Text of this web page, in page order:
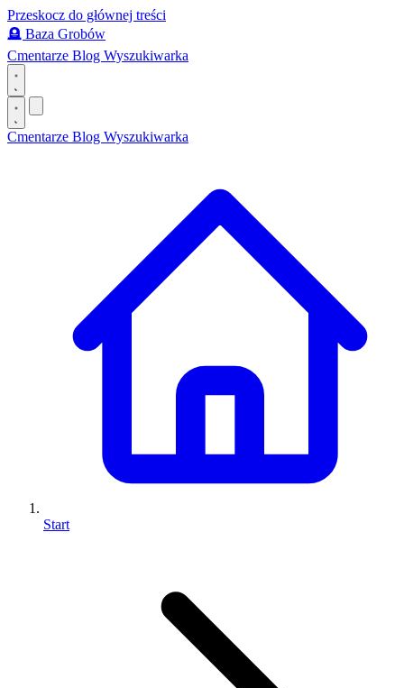
Przeskocz do głównej treści
🪦 Baza Grobów
Cmentarze Blog Wyszukiwarka
Cmentarze Blog Wyszukiwarka
Start